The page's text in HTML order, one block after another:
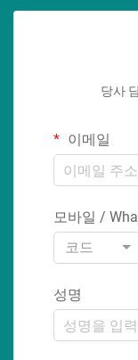
당사
이메일
모바일 /
코드
성명